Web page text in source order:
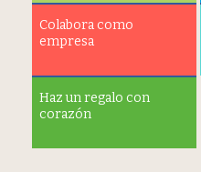
Colabora como
empresa
Haz un regalo con
corazón